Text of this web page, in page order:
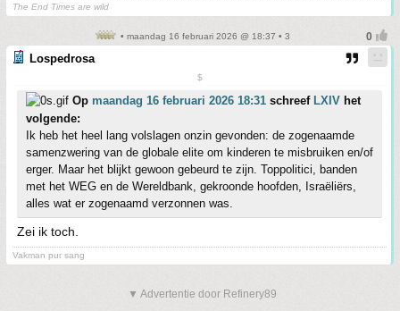
The End Times are wild
• maandag 16 februari 2026 @ 18:37 • 3
Lospedrosa
$
Op maandag 16 februari 2026 18:31 schreef LXIV het
volgende:
Ik heb het heel lang volslagen onzin gevonden: de zogenaamde
samenzwering van de globale elite om kinderen te misbruiken en/of
erger. Maar het blijkt gewoon gebeurd te zijn. Toppolitici, banden
met het WEG en de Wereldbank, gekroonde hoofden, Israëliërs,
alles wat er zogenaamd verzonnen was.
Zei ik toch.
Vakman pur sang
▼ Advertentie door Refinery89